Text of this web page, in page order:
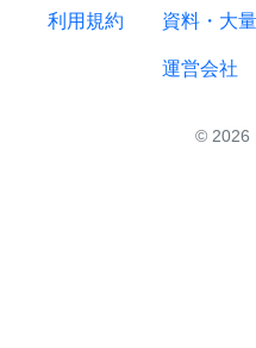
利用規約 資料・大
運営会社
© 2026